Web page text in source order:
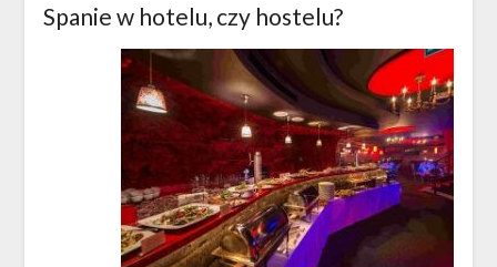
Spanie w hotelu, czy hostelu?